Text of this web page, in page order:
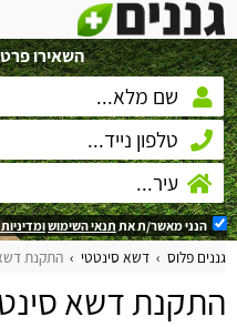
השאירו
הנני מאשר/ת אתתנאי השימוש
גננים פלוס דשא סינטטי התקנת
התקנת דשא